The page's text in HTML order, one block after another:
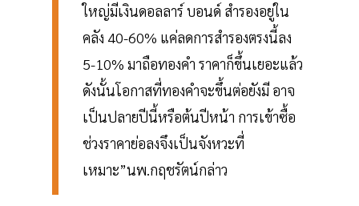
ใหญ่มีเงินดอลลาร์ บอนด์ สํารองอยู่ใน
คลัง 40-60% แค่ลดการสำรองตรงนี้ลง
5-10% มาถือทองคํา ราคาก็ขึ้นเยอะแล้ว
ดังนั้นโอกาสที่ทองคําจะขึ้นต่อยังมี อาจ
เป็นปลายปีนี้หรือต้นปีหน้า การเข้าซื้อ
ช่วงราคาย่อลงจึงเป็นจังหวะที่
เหมาะ”นพ.กฤชรัตน์กล่าว